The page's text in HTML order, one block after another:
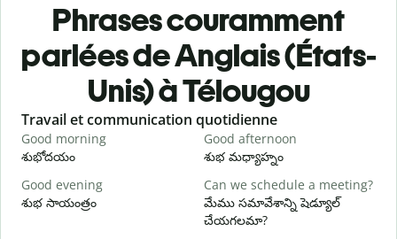
Phrases couramment
parlées de Anglais (États-
Unis) à Télougou
Slide 1 of 6
Travail et communication quotidienne
Good morning
శుభోదయం
Good afternoon
శుభ మధ్యాహ్నం
Good evening
శుభ సాయంత్రం
Can we schedule a meeting?
మేము సమావేశాన్ని షెడ్యూల్
చేయగలమా?